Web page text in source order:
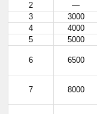
2
—
3
3000
4
4000
5
5000
6 6500
7 8000